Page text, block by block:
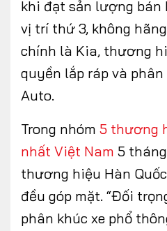
khi đạt sản lượng bán
vị trí thứ 3, không
chính là Kia, thương
quyền lắp ráp và
Auto.
Trong nhóm 5 thương
nhất Việt Nam 5
thương hiệu Hàn
đều góp mặt. “Đối
phân khúc xe phổ